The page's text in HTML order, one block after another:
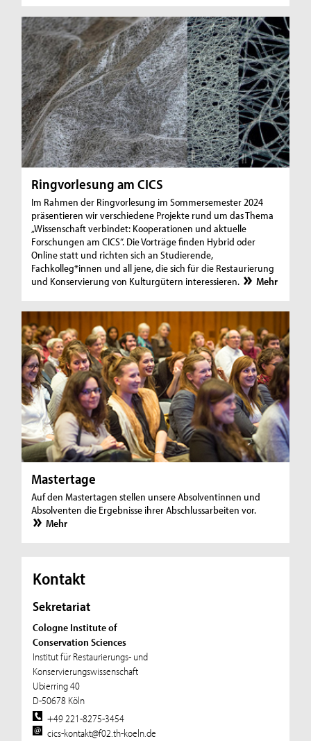
Ringvorlesung am CICS
Im Rahmen der Ringvorlesung im Sommersemester 2024
präsentieren wir verschiedene Projekte rund um das Thema
„Wissenschaft verbindet: Kooperationen und aktuelle
Forschungen am CICS“. Die Vorträge finden Hybrid oder
Online statt und richten sich an Studierende,
Fachkolleg*innen und all jene, die sich für die Restaurierung
und Konservierung von Kulturgütern interessieren.
Mehr
Mastertage
Auf den Mastertagen stellen unsere Absolventinnen und
Absolventen die Ergebnisse ihrer Abschlussarbeiten vor.
Mehr
Kontakt
Sekretariat
Cologne Institute of
Conservation Sciences
Institut für Restaurierungs- und
Konservierungswissenschaft
Ubierring 40
D-50678 Köln
+49 221-8275-3454
cics-kontakt@f02.th-koeln.de